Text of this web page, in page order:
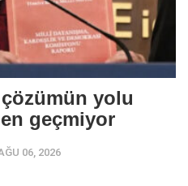
yolu
geçmiyor
06, 2026